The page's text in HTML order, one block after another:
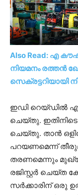
Also Read: എ
നിയമനം രത്തൻ
സെക്രട്ടറിയായി
ഇഡി റെയ്ഡിൽ
ചെയ്തു.
ചെയ്തു. താൻ
പറയണമെന്ന്
തരണമെന്നും
രജിസ്റ്റർ
സർക്കാരിന് ഒരു